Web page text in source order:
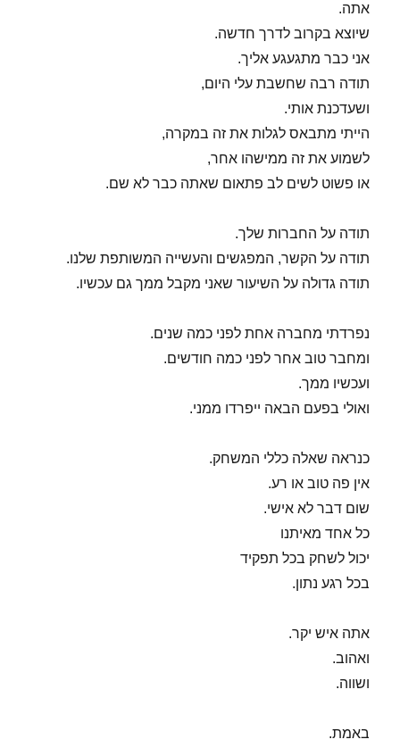
אתה.
שיוצא בקרוב לדרך חדשה.
אני כבר מתגעגע אליך.
תודה רבה שחשבת עלי היום,
ושעדכנת אותי.
הייתי מתבאס לגלות את זה במקרה,
לשמוע את זה ממישהו אחר,
או פשוט לשים לב פתאום שאתה כבר לא שם.
תודה על החברות שלך.
תודה על הקשר, המפגשים והעשייה המשותפת שלנו.
תודה גדולה על השיעור שאני מקבל ממך גם עכשיו.
נפרדתי מחברה אחת לפני כמה שנים.
ומחבר טוב אחר לפני כמה חודשים.
ועכשיו ממך.
ואולי בפעם הבאה ייפרדו ממני.
כנראה שאלה כללי המשחק.
אין פה טוב או רע.
שום דבר לא אישי.
כל אחד מאיתנו
יכול לשחק בכל תפקיד
בכל רגע נתון.
אתה איש יקר.
ואהוב.
ושווה.
באמת.